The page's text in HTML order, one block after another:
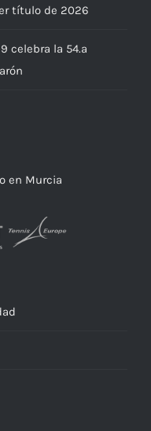
título de 2026
celebra la 54.ª
en Murcia